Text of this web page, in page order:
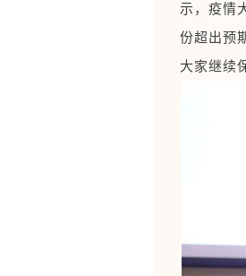
示，疫情
份超出预
大家继续